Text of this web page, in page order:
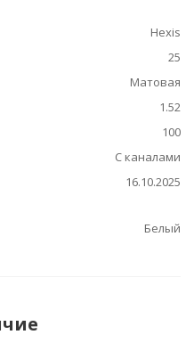
Hexis
25
Матовая
1.52
100
С каналами
16.10.2025
Белый